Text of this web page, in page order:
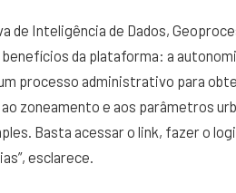
de Inteligência de Dados,
da plataforma: a
processo administrativo para
zoneamento e aos parâmetros
Basta acessar o link, fazer o
esclarece.